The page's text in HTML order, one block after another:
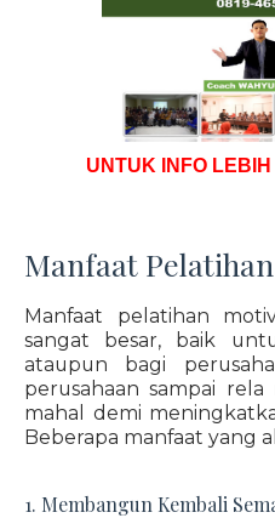
UNTUK INFO
Manfaat
Manfaat pelatihan
sangat besar, baik
ataupun bagi
perusahaan sampai
mahal demi
Beberapa manfaat yang
1. Membangun Kembali